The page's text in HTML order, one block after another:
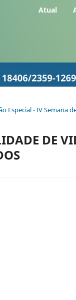
Atual
Especial - IV Semana
DE